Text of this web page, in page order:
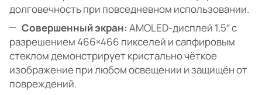
долговечность при повседневном использовании.
Совершенный экран: AMOLED-дисплей 1.5″ с
разрешением 466×466 пикселей и сапфировым
стеклом демонстрирует кристально чёткое
изображение при любом освещении и защищён от
повреждений.